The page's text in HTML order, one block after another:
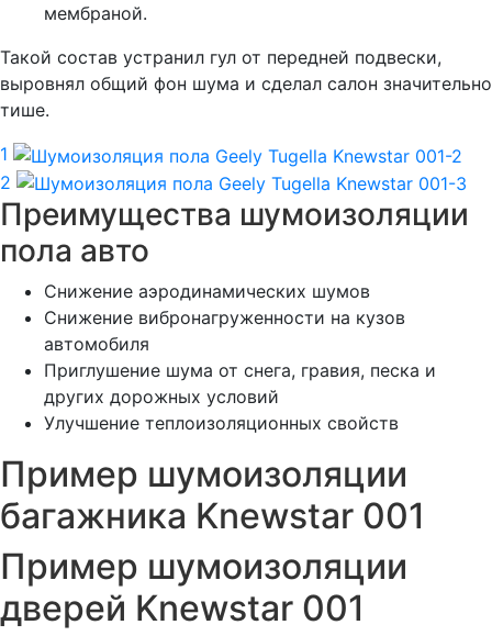
мембраной.
Такой состав устранил гул от передней подвески,
выровнял общий фон шума и сделал салон значительно
тише.
1
2
Преимущества шумоизоляции
пола авто
Снижение аэродинамических шумов
Снижение вибронагруженности на кузов
автомобиля
Приглушение шума от снега, гравия, песка и
других дорожных условий
Улучшение теплоизоляционных свойств
Пример шумоизоляции
багажника Knewstar 001
Пример шумоизоляции
дверей Knewstar 001